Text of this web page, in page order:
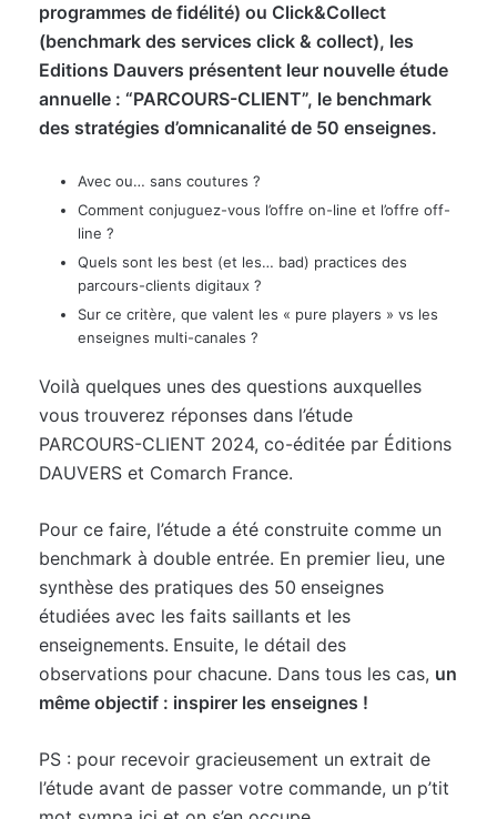
programmes de fidélité) ou Click&Collect
(benchmark des services click & collect), les
Editions Dauvers présentent leur nouvelle étude
annuelle : “PARCOURS-CLIENT”, le benchmark
des stratégies d’omnicanalité de 50 enseignes.
Avec ou… sans coutures ?
Comment conjuguez-vous l’offre on-line et l’offre off-
line ?
Quels sont les best (et les… bad) practices des
parcours-clients digitaux ?
Sur ce critère, que valent les « pure players » vs les
enseignes multi-canales ?
Voilà quelques unes des questions auxquelles
vous trouverez réponses dans l’étude
PARCOURS-CLIENT 2024, co-éditée par Éditions
DAUVERS et Comarch France.
Pour ce faire, l’étude a été construite comme un
benchmark à double entrée. En premier lieu, une
synthèse des pratiques des 50 enseignes
étudiées avec les faits saillants et les
enseignements. Ensuite, le détail des
observations pour chacune. Dans tous les cas, un
même objectif : inspirer les enseignes !
PS : pour recevoir gracieusement un extrait de
l’étude avant de passer votre commande, un p’tit